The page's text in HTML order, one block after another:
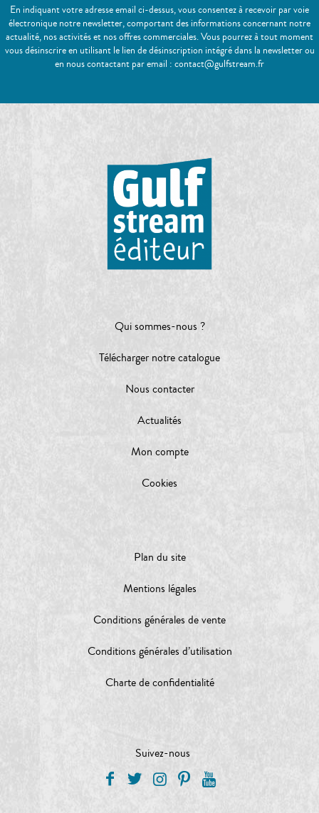
En indiquant votre adresse email ci-dessus, vous consentez à recevoir par voie
électronique notre newsletter, comportant des informations concernant notre
actualité, nos activités et nos offres commerciales. Vous pourrez à tout moment
vous désinscrire en utilisant le lien de désinscription intégré dans la newsletter ou
en nous contactant par email : contact@gulfstream.fr
Qui sommes-nous ?
Télécharger notre catalogue
Nous contacter
Actualités
Mon compte
Cookies
Plan du site
Mentions légales
Conditions générales de vente
Conditions générales d’utilisation
Charte de confidentialité
Suivez-nous